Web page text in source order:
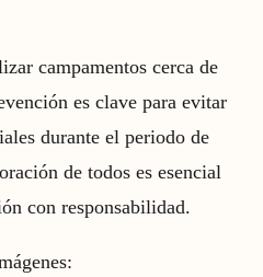
campamentos cerca de
es clave para evitar
durante el periodo de
de todos es esencial
con responsabilidad.